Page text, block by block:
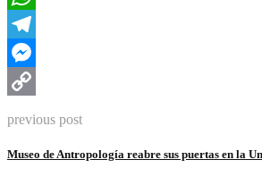
WhatsApp
Telegram
Messenger
previous post
Museo de Antropología reabre sus puertas en la